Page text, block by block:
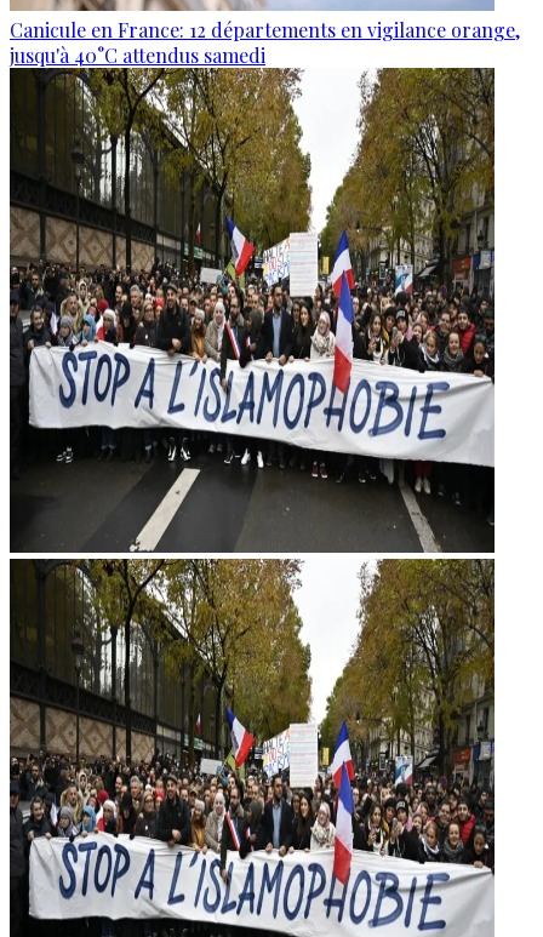
Canicule en France: 12 départements en vigilance orange,
jusqu'à 40°C attendus samedi